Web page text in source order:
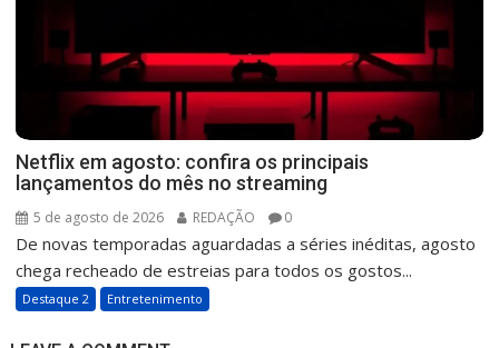
Netflix em agosto: confira os principais
lançamentos do mês no streaming
5 de agosto de 2026 REDAÇÃO 0
De novas temporadas aguardadas a séries inéditas, agosto
chega recheado de estreias para todos os gostos...
Destaque 2 Entretenimento